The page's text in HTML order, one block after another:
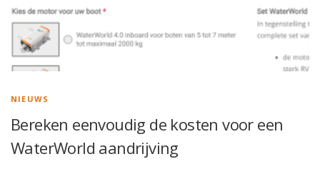
NIEUWS
Bereken eenvoudig de kosten voor een
WaterWorld aandrijving